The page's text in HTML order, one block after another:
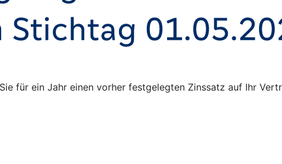
für ein Jahr einen vorher festgelegten Zinssatz auf Ihr